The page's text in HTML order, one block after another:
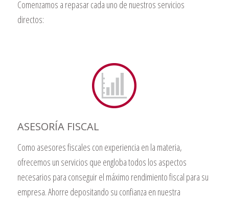
Comenzamos a repasar cada uno de nuestros servicios
directos:
ASESORÍA FISCAL
Como asesores fiscales con experiencia en la materia,
ofrecemos un servicios que engloba todos los aspectos
necesarios para conseguir el máximo rendimiento fiscal para su
empresa. Ahorre depositando su confianza en nuestra